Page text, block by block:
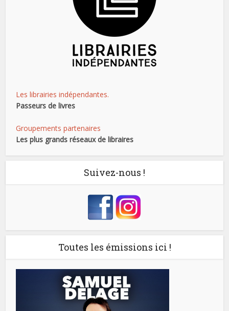
Les librairies indépendantes.
Passeurs de livres
Groupements partenaires
Les plus grands réseaux de libraires
Suivez-nous !
Toutes les émissions ici !